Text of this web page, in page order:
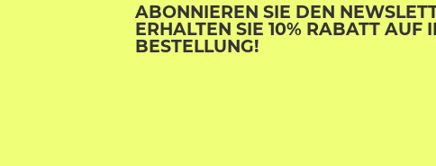
ABONNIEREN SIE DEN
ERHALTEN SIE 10% RABATT AUF
BESTELLUNG!